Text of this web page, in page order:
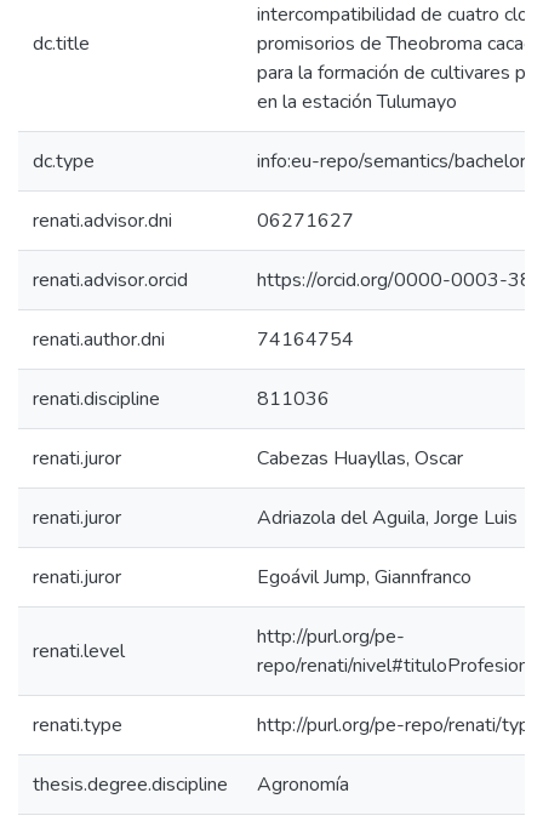
dc.title
intercompatibilidad de cuatro
promisorios de Theobroma cacao
para la formación de cultivares
en la estación Tulumayo
dc.type info:eu-repo/semantics/
renati.advisor.dni 06271627
renati.advisor.orcid https://orcid.org/0000-0003-
renati.author.dni 74164754
renati.discipline 811036
renati.juror Cabezas Huayllas, Oscar
renati.juror Adriazola del Aguila, Jorge Luis
renati.juror Egoávil Jump, Giannfranco
renati.level
http://purl.org/pe-
repo/renati/nivel#tituloProfesional
renati.type http://purl.org/pe-repo/renati/
thesis.degree.discipline Agronomía